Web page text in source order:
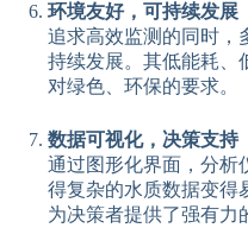
环境友好，可持续发展
追求高效监测的同时，
持续发展。其低能耗、
对绿色、环保的要求。
数据可视化，决策支持
通过图形化界面，分析
得复杂的水质数据变得
为决策者提供了强有力